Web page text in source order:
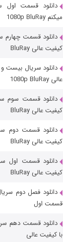
شکست استوارت
شوگر فصل ۲
دانلود قسمت اول
میکنم 1080p BluRay
دانلود قسمت چهارم
کیفیت عالی BluRay
دانلود سریال بیست
عالی 1080p BluRay
دانلود قسمت سوم
کیفیت عالی BluRay
دانلود قسمت دوم
کیفیت عالی BluRay
دانلود قسمت اول
کیفیت عالی BluRay
دانلود فصل دوم
قسمت اول
دانلود قسمت دهم
با کیفیت عالی